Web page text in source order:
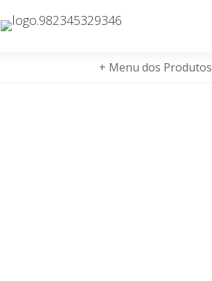
+ Menu dos Produtos